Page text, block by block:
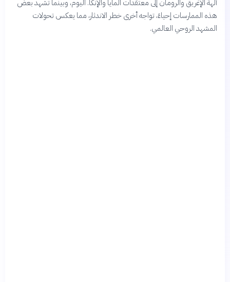
آلهة الإغريق والرومان إلى معتقدات المايا والإنكا. اليوم، وبينما تشهد بعض
هذه الممارسات إحياءً، تواجه أخرى خطر الاندثار، مما يعكس تحولات
المشهد الروحي العالمي.